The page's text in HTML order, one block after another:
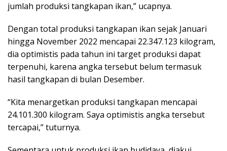
jumlah produksi tangkapan ikan,” ucapnya.
Dengan total produksi tangkapan ikan sejak Januari
hingga November 2022 mencapai 22.347.123 kilogram,
dia optimistis pada tahun ini target produksi dapat
terpenuhi, karena angka tersebut belum termasuk
hasil tangkapan di bulan Desember.
“Kita menargetkan produksi tangkapan mencapai
24.101.300 kilogram. Saya optimistis angka tersebut
tercapai,” tuturnya.